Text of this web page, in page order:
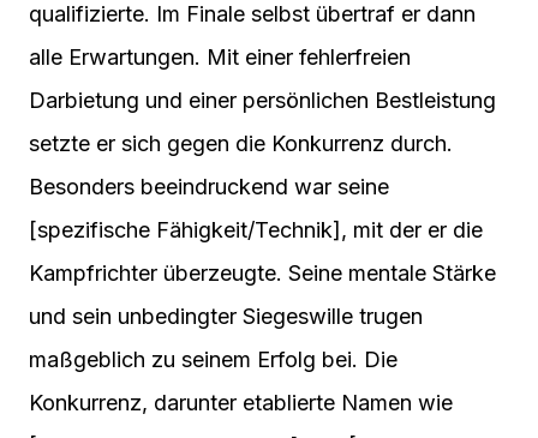
qualifizierte. Im Finale selbst übertraf er dann
alle Erwartungen. Mit einer fehlerfreien
Darbietung und einer persönlichen Bestleistung
setzte er sich gegen die Konkurrenz durch.
Besonders beeindruckend war seine
[spezifische Fähigkeit/Technik], mit der er die
Kampfrichter überzeugte. Seine mentale Stärke
und sein unbedingter Siegeswille trugen
maßgeblich zu seinem Erfolg bei. Die
Konkurrenz, darunter etablierte Namen wie